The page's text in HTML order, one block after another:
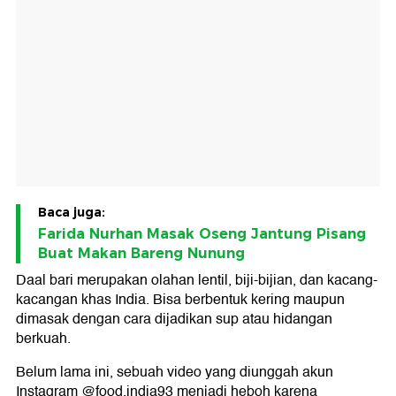
Baca juga:
Farida Nurhan Masak Oseng Jantung Pisang
Buat Makan Bareng Nunung
Daal bari merupakan olahan lentil, biji-bijian, dan kacang-
kacangan khas India. Bisa berbentuk kering maupun
dimasak dengan cara dijadikan sup atau hidangan
berkuah.
Belum lama ini, sebuah video yang diunggah akun
Instagram @food.india93 menjadi heboh karena